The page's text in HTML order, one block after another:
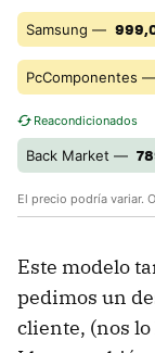
Samsung —
PcComponentes —
Reacondicionados
Back Market —
El precio podría variar.
Este modelo
pedimos un
cliente, (nos